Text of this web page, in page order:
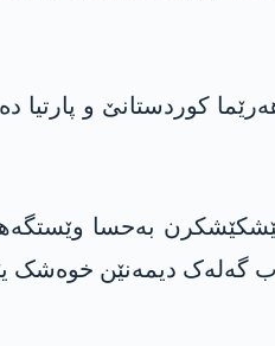
کوردستانێ و پارتیا